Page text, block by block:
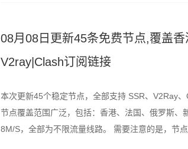
08月08日更新45条免费节点,覆盖
V2ray|Clash订阅链接
本次更新45个稳定节点，全部支持 SSR、V2Ray
节点覆盖范围广泛，包括：香港、法国、俄罗斯、
8M/S，全部为不限流量线路。 需要注意的是，节